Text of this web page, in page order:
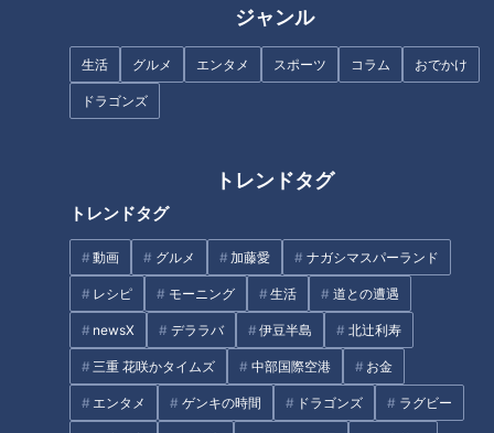
ジャンル
生活 グルメ エンタメ スポーツ コラム おでかけ
ドラゴンズ
トレンドタグ
トレンドタグ
動画 グルメ 加藤愛 ナガシマスパーランド
レシピ モーニング 生活 道との遭遇
newsX デララバ 伊豆半島 北辻利寿
三重 花咲かタイムズ 中部国際空港 お金
エンタメ ゲンキの時間 ドラゴンズ ラグビー
#みてちょてれび
は…どうだったのか！？ #倍倍
中村アナ #踊ってみた #ダンス
#5チャン春祭り
【切り抜き】浜松市やらまいか
大使の夏目アナが考える「静岡
のうまいもの」は？ #夏目アナ
#浜松 #やらまいか大使 #ご当地
ナ・友廣南実アナ・中村彩賀ア
ナが特技も披露！
アナウンサー